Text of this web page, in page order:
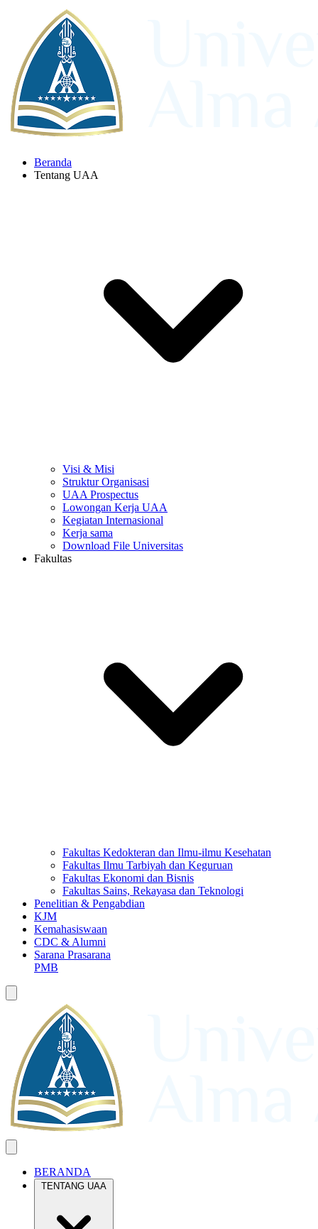
Beranda
Tentang UAA
Visi & Misi
Struktur Organisasi
UAA Prospectus
Lowongan Kerja UAA
Kegiatan Internasional
Kerja sama
Download File Universitas
Fakultas
Fakultas Kedokteran dan Ilmu-ilmu Kesehatan
Fakultas Ilmu Tarbiyah dan Keguruan
Fakultas Ekonomi dan Bisnis
Fakultas Sains, Rekayasa dan Teknologi
Penelitian & Pengabdian
KJM
Kemahasiswaan
CDC & Alumni
Sarana Prasarana
PMB
BERANDA
TENTANG UAA